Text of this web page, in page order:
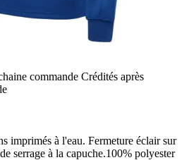
commande Crédités après
imprimés à l'eau. Fermeture éclair sur
serrage à la capuche.100% polyester